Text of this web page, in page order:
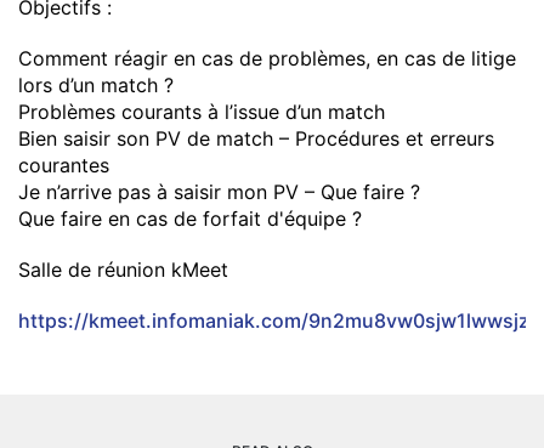
Objectifs :
Comment réagir en cas de problèmes, en cas de litige
lors d’un match ?
Problèmes courants à l’issue d’un match
Bien saisir son PV de match – Procédures et erreurs
courantes
Je n’arrive pas à saisir mon PV – Que faire ?
Que faire en cas de forfait d'équipe ?
Salle de réunion kMeet
https://kmeet.infomaniak.com/